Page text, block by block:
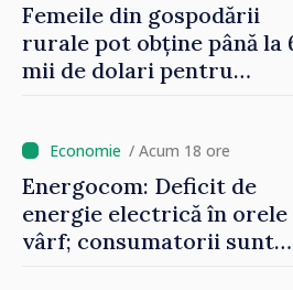
Femeile din gospodării
rurale pot obține până la
mii de dolari pentru
/ Acum 18 ore
Energocom: Deficit de
energie electrică în orele
vârf; consumatorii sunt